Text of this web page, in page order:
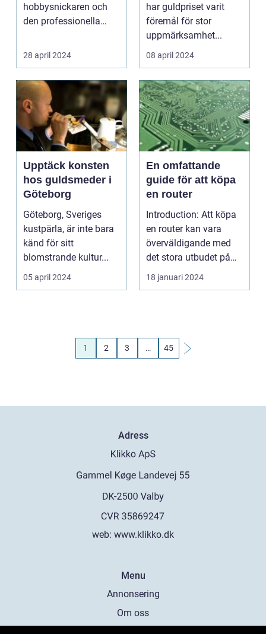
hobbysnickaren och
den professionella
28 april 2024
har guldpriset varit
föremål för stor
uppmärksamhet...
08 april 2024
Upptäck konsten
hos guldsmeder i
Göteborg
Göteborg, Sveriges
kustpärla, är inte bara
känd för sitt
blomstrande kultur...
05 april 2024
En omfattande
guide för att köpa
en router
Introduction: Att köpa
en router kan vara
överväldigande med
det stora utbudet på
marknaden idag. De...
18 januari 2024
1 2 3 … 45
Adress
web: www.klikko.dk
Menu
Annonsering
Om oss